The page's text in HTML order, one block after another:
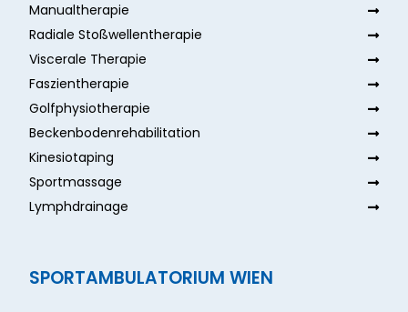
Manualtherapie
Radiale Stoßwellentherapie
Viscerale Therapie
Faszientherapie
Golfphysiotherapie
Beckenbodenrehabilitation
Kinesiotaping
Sportmassage
Lymphdrainage
SPORTAMBULATORIUM WIEN